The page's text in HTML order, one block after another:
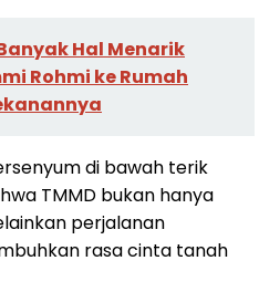
Hal Menarik
Rohmi ke Rumah
di bawah terik
TMMD bukan hanya
perjalanan
rasa cinta tanah